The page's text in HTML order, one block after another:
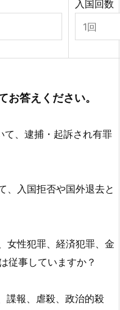
入国回数
お答えください。
て、逮捕・起訴され有罪
、入国拒否や国外退去と
女性犯罪、経済犯罪、金
従事していますか？
諜報、虐殺、政治的殺